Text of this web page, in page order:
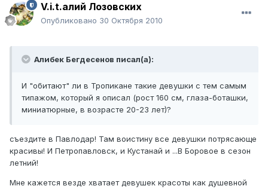
V.i.t.алий Лозовских
Опубликовано 30 Октября 2010
Алибек Бегдесенов писал(а):
И "обитают" ли в Тропикане такие девушки с тем самым
типажом, который я описал (рост 160 см, глаза-боташки,
миниатюрные, в возрасте 20-23 лет)?
съездите в Павлодар! Там воистину все девушки потрясающе
красивы! И Петропавловск, и Кустанай и ...В Боровое в сезон
летний!
Мне кажется везде хватает девушек красоты как душевной